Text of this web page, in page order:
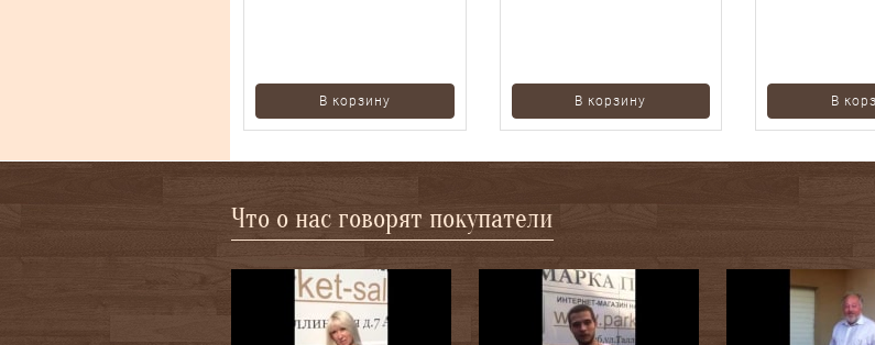
В корзину В корзину В
Что о нас говорят покупатели